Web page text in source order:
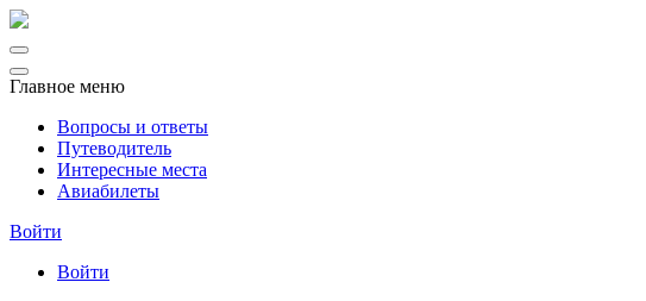
Главное меню
Вопросы и ответы
Путеводитель
Интересные места
Авиабилеты
Войти
Войти